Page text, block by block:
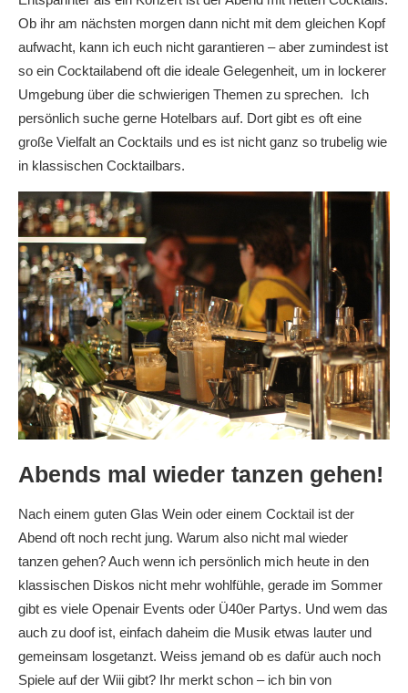
Ob ihr am nächsten morgen dann nicht mit dem gleichen Kopf
aufwacht, kann ich euch nicht garantieren – aber zumindest ist
so ein Cocktailabend oft die ideale Gelegenheit, um in lockerer
Umgebung über die schwierigen Themen zu sprechen. Ich
persönlich suche gerne Hotelbars auf. Dort gibt es oft eine
große Vielfalt an Cocktails und es ist nicht ganz so trubelig wie
in klassischen Cocktailbars.
Abends mal wieder tanzen gehen!
Nach einem guten Glas Wein oder einem Cocktail ist der
Abend oft noch recht jung. Warum also nicht mal wieder
tanzen gehen? Auch wenn ich persönlich mich heute in den
klassischen Diskos nicht mehr wohlfühle, gerade im Sommer
gibt es viele Openair Events oder Ü40er Partys. Und wem das
auch zu doof ist, einfach daheim die Musik etwas lauter und
gemeinsam losgetanzt. Weiss jemand ob es dafür auch noch
Spiele auf der Wiii gibt? Ihr merkt schon – ich bin von